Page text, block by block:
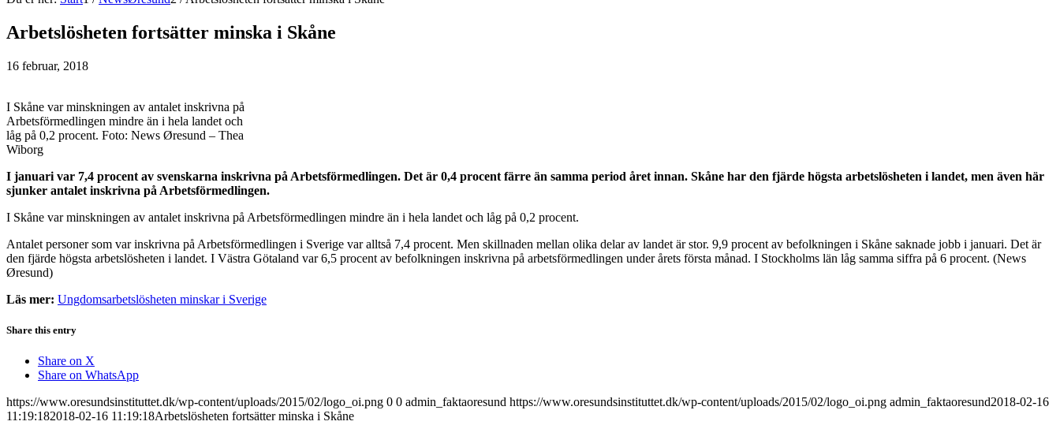
Arbetslösheten fortsätter minska i Skåne
16 februar, 2018
I Skåne var minskningen av antalet inskrivna på
Arbetsförmedlingen mindre än i hela landet och
låg på 0,2 procent. Foto: News Øresund – Thea
Wiborg
I januari var 7,4 procent av svenskarna inskrivna på Arbetsförmedlingen. Det är 0,4 procent färre än samma period året innan. Skåne har den fjärde högsta arbetslösheten i landet, men även här
sjunker antalet inskrivna på Arbetsförmedlingen.
I Skåne var minskningen av antalet inskrivna på Arbetsförmedlingen mindre än i hela landet och låg på 0,2 procent.
Antalet personer som var inskrivna på Arbetsförmedlingen i Sverige var alltså 7,4 procent. Men skillnaden mellan olika delar av landet är stor. 9,9 procent av befolkningen i Skåne saknade jobb i januari. Det är
den fjärde högsta arbetslösheten i landet. I Västra Götaland var 6,5 procent av befolkningen inskrivna på arbetsförmedlingen under årets första månad. I Stockholms län låg samma siffra på 6 procent. (News
Øresund)
Läs mer: Ungdomsarbetslösheten minskar i Sverige
Share this entry
Share on X
Share on WhatsApp
https://www.oresundsinstituttet.dk/wp-content/uploads/2015/02/logo_oi.png 0 0 admin_faktaoresund https://www.oresundsinstituttet.dk/wp-content/uploads/2015/02/logo_oi.png admin_faktaoresund2018-02-16
11:19:182018-02-16 11:19:18Arbetslösheten fortsätter minska i Skåne